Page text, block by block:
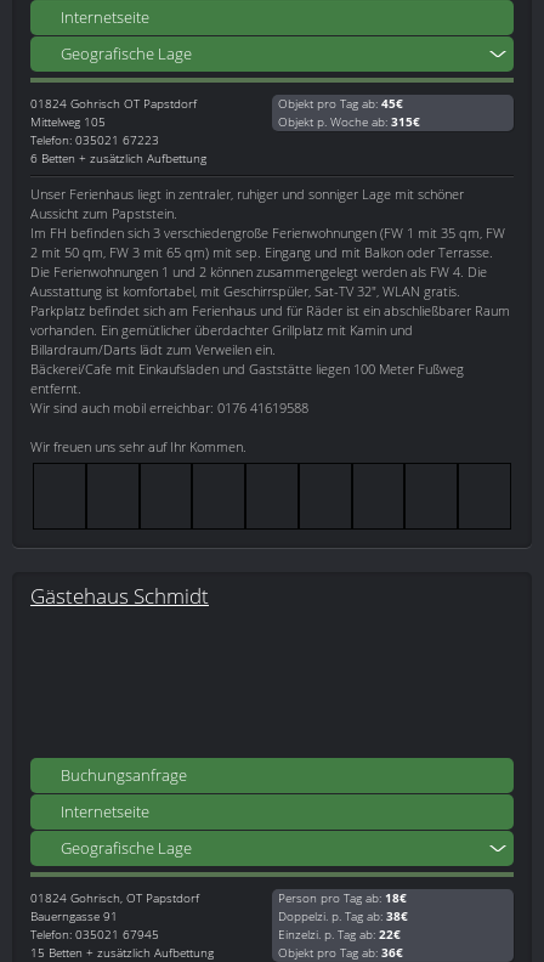
Internetseite
Geografische Lage
01824 Gohrisch OT Papstdorf
Mittelweg 105
Telefon: 035021 67223
6 Betten + zusätzlich Aufbettung
Objekt pro Tag ab: 45€
Objekt p. Woche ab: 315€
Unser Ferienhaus liegt in zentraler, ruhiger und sonniger Lage mit schöner
Aussicht zum Papststein.
Im FH befinden sich 3 verschiedengroße Ferienwohnungen (FW 1 mit 35 qm, FW
2 mit 50 qm, FW 3 mit 65 qm) mit sep. Eingang und mit Balkon oder Terrasse.
Die Ferienwohnungen 1 und 2 können zusammengelegt werden als FW 4. Die
Ausstattung ist komfortabel, mit Geschirrspüler, Sat-TV 32", WLAN gratis.
Parkplatz befindet sich am Ferienhaus und für Räder ist ein abschließbarer Raum
vorhanden. Ein gemütlicher überdachter Grillplatz mit Kamin und
Billardraum/Darts lädt zum Verweilen ein.
Bäckerei/Cafe mit Einkaufsladen und Gaststätte liegen 100 Meter Fußweg
entfernt.
Wir sind auch mobil erreichbar: 0176 41619588
Wir freuen uns sehr auf Ihr Kommen.
Gästehaus Schmidt
Buchungsanfrage
Internetseite
Geografische Lage
01824 Gohrisch, OT Papstdorf
Bauerngasse 91
Telefon: 035021 67945
15 Betten + zusätzlich Aufbettung
Person pro Tag ab: 18€
Doppelzi. p. Tag ab: 38€
Einzelzi. p. Tag ab: 22€
Objekt pro Tag ab: 36€